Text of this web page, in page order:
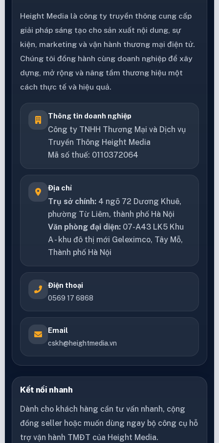
Height Media là công ty truyền thông cung cấp
giải pháp sáng tạo cho sản xuất nội dung, sự
kiện, marketing và vận hành thương mại điện tử.
Chúng tôi đồng hành cùng doanh nghiệp để xây
dựng, mở rộng và nâng tầm thương hiệu một
cách thực tế và hiệu quả.
Thông tin doanh nghiệp
Công ty TNHH Thương Mại và Dịch vụ
Truyền Thông Height Media
Mã số thuế: 0110372064
Địa chỉ
Trụ sở chính: 4 ngõ 72 Dương Khuê,
phường Từ Liêm, thành phố Hà Nội
Văn phòng đại diện: 07-A43 LK5 Khu
A - khu đô thị mới Geleximco, Tây Mỗ,
Thành phố Hà Nội
Điện thoại
0569 17 6868
Email
cskh@heightmedia.vn
Kết nối nhanh
Dành cho khách hàng cần tư vấn nhanh, cộng
đồng seller hoặc muốn dùng ngay bộ công cụ hỗ
trợ vận hành TMĐT của Height Media.